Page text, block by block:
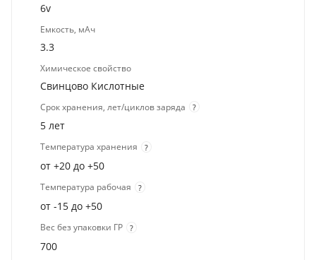
6v
Емкость, мАч
3.3
Химическое свойство
Свинцово Кислотные
Срок хранения, лет/циклов заряда ?
5 лет
Температура хранения ?
от +20 до +50
Температура рабочая ?
от -15 до +50
Вес без упаковки ГР ?
700